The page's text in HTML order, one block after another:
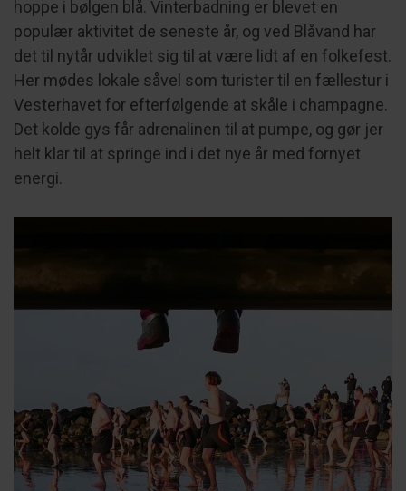
hoppe i bølgen blå. Vinterbadning er blevet en
populær aktivitet de seneste år, og ved Blåvand har
det til nytår udviklet sig til at være lidt af en folkefest.
Her mødes lokale såvel som turister til en fællestur i
Vesterhavet for efterfølgende at skåle i champagne.
Det kolde gys får adrenalinen til at pumpe, og gør jer
helt klar til at springe ind i det nye år med fornyet
energi.